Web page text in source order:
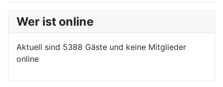
Wer ist online
Aktuell sind 5388 Gäste und keine Mitglieder
online